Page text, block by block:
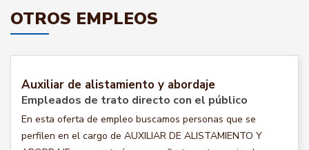
OTROS EMPLEOS
Auxiliar de alistamiento y abordaje
Empleados de trato directo con el público
En esta oferta de empleo buscamos personas que se
perfilen en el cargo de AUXILIAR DE ALISTAMIENTO Y